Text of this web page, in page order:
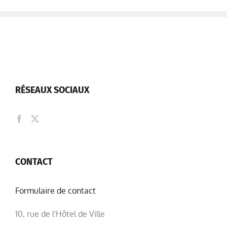
RÉSEAUX SOCIAUX
CONTACT
Formulaire de contact
10, rue de l'Hôtel de Ville